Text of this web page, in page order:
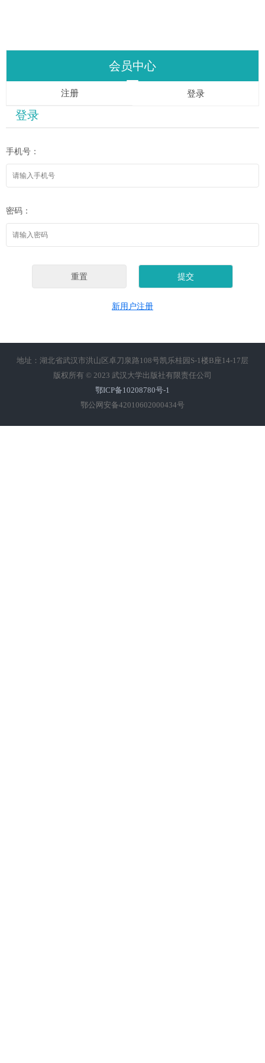
会员中心
注册 登录
登录
手机号：
密码：
新用户注册
地址：湖北省武汉市洪山区卓刀泉路108号凯乐桂园S-1楼B座14-17层
版权所有 © 2023 武汉大学出版社有限责任公司
鄂ICP备10208780号-1
鄂公网安备42010602000434号